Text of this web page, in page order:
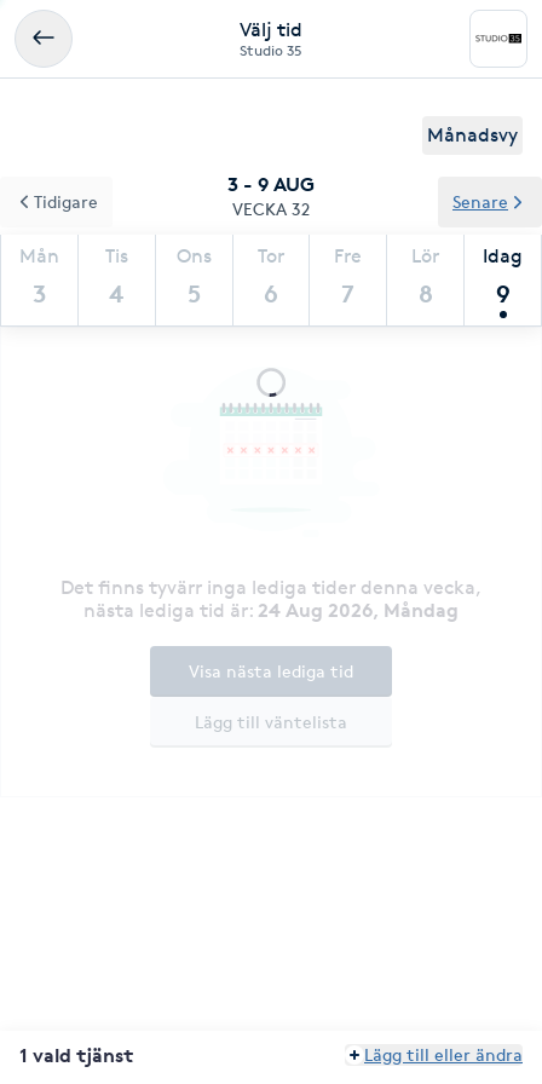
Välj tid
Studio 35
Månadsvy
3 - 9 AUG
VECKA 32
Mån
3
Tis
4
Ons
5
Tor
6
Fre
7
Lör
8
Idag
9
Tidigare Senare
Det finns tyvärr inga lediga tider denna vecka,
nästa lediga tid är: 24 Aug 2026, Måndag
Lägg till väntelista
Visa nästa lediga tid
1 vald tjänst Lägg till eller ändra